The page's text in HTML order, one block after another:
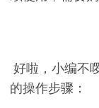
好啦，小编不
的操作步骤：